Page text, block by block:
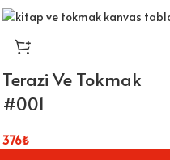
Kaliteli dijital baskı ile canlı ve
1.sınıf kanvas kumaş ve
Duvara kolayca asılabilecek
Koruyucu vernik sayesinde
Farklı ölçü seçenekleriyle esnek
Terazi Ve Tokmak
#001
376₺